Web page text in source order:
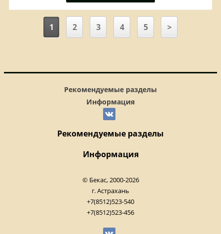
1 2 3 4 5 >
Рекомендуемые разделы
Информация
Рекомендуемые разделы
Информация
© Бекас, 2000-2026
г. Астрахань
+7(8512)523-540
+7(8512)523-456